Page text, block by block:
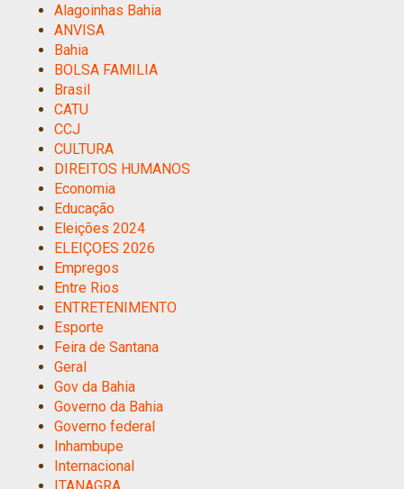
Alagoinhas Bahia
ANVISA
Bahia
BOLSA FAMILIA
Brasil
CATU
CCJ
CULTURA
DIREITOS HUMANOS
Economia
Educação
Eleições 2024
ELEIÇOES 2026
Empregos
Entre Rios
ENTRETENIMENTO
Esporte
Feira de Santana
Geral
Gov da Bahia
Governo da Bahia
Governo federal
Inhambupe
Internacional
ITANAGRA